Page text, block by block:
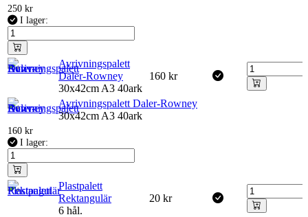
250 kr
I lager:
Avrivningspalett
Daler-Rowney
30x42cm A3 40ark
160 kr
Avrivningspalett Daler-Rowney
30x42cm A3 40ark
160 kr
I lager:
Plastpalett
Rektangulär
6 hål.
20 kr